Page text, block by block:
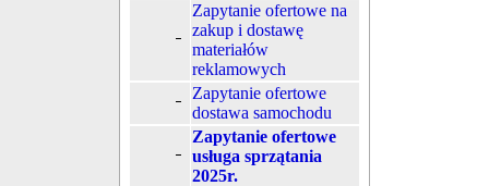
Zapytanie ofertowe na
zakup i dostawę
materiałów
reklamowych
Zapytanie ofertowe
dostawa samochodu
Zapytanie ofertowe
usługa sprzątania
2025r.